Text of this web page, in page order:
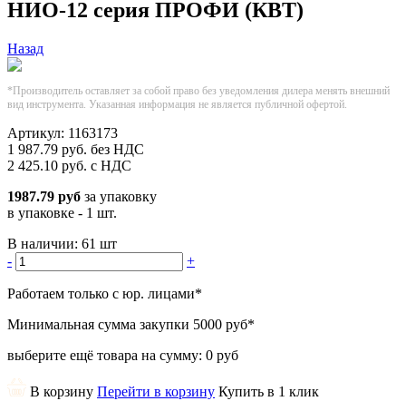
НИО-12 серия ПРОФИ (КВТ)
Назад
*Производитель оставляет за собой право без уведомления дилера менять внешний
вид инструмента. Указанная информация не является публичной офертой.
Артикул: 1163173
1 987.79 руб. без НДС
2 425.10 руб. с НДС
1987.79 руб за упаковку
в упаковке - 1 шт.
В наличии: 61 шт
-
+
Работаем только с юр. лицами*
Минимальная сумма закупки 5000 руб*
выберите ещё товара на сумму: 0 руб
В корзину Перейти в корзину Купить в 1 клик